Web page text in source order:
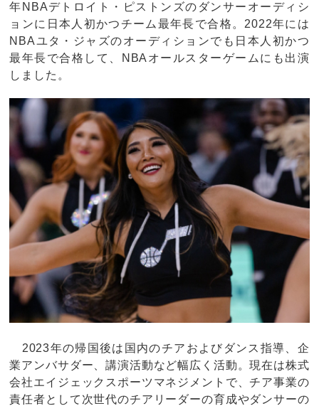
年NBAデトロイト・ピストンズのダンサーオーディシ
ョンに日本人初かつチーム最年長で合格。2022年には
NBAユタ・ジャズのオーディションでも日本人初かつ
最年長で合格して、NBAオールスターゲームにも出演
しました。
2023年の帰国後は国内のチアおよびダンス指導、企
業アンバサダー、講演活動など幅広く活動。現在は株式
会社エイジェックスポーツマネジメントで、チア事業の
責任者として次世代のチアリーダーの育成やダンサーの